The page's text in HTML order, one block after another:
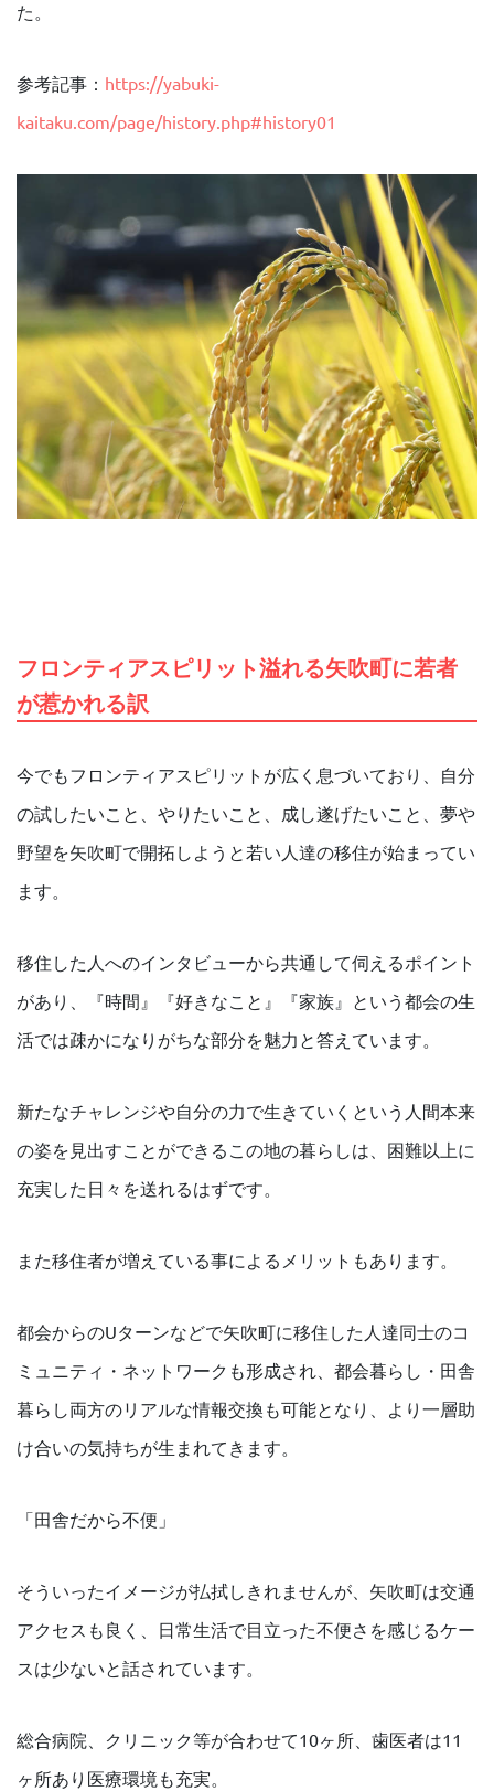
た。
参考記事： https://yabuki-
kaitaku.com/page/history.php#history01
フロンティアスピリット溢れる矢吹町に若者
が惹かれる訳
今でもフロンティアスピリットが広く息づいており、自分
の試したいこと、やりたいこと、成し遂げたいこと、夢や
野望を矢吹町で開拓しようと若い人達の移住が始まってい
ます。
移住した人へのインタビューから共通して伺えるポイント
があり、『時間』『好きなこと』『家族』という都会の生
活では疎かになりがちな部分を魅力と答えています。
新たなチャレンジや自分の力で生きていくという人間本来
の姿を見出すことができるこの地の暮らしは、困難以上に
充実した日々を送れるはずです。
また移住者が増えている事によるメリットもあります。
都会からのUターンなどで矢吹町に移住した人達同士のコ
ミュニティ・ネットワークも形成され、都会暮らし・田舎
暮らし両方のリアルな情報交換も可能となり、より一層助
け合いの気持ちが生まれてきます。
「田舎だから不便」
そういったイメージが払拭しきれませんが、矢吹町は交通
アクセスも良く、日常生活で目立った不便さを感じるケー
スは少ないと話されています。
総合病院、クリニック等が合わせて10ヶ所、歯医者は11
ヶ所あり医療環境も充実。